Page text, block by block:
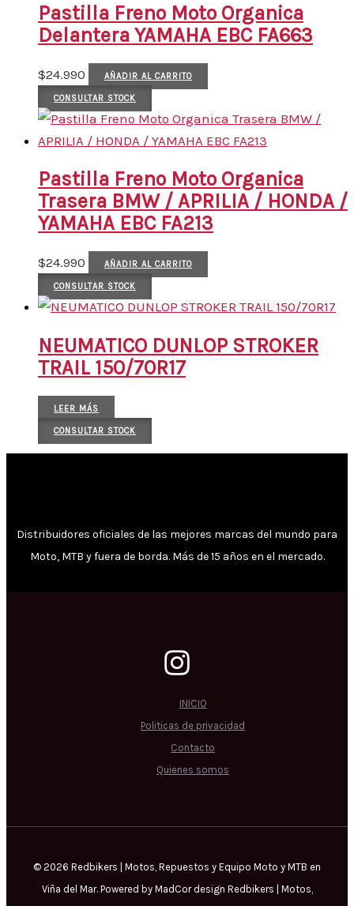
Pastilla Freno Moto Organica
Delantera YAMAHA EBC FA663
$24.990 AÑADIR AL CARRITO
CONSULTAR STOCK
Pastilla Freno Moto Organica
Trasera BMW / APRILIA / HONDA /
YAMAHA EBC FA213
$24.990 AÑADIR AL CARRITO
CONSULTAR STOCK
NEUMATICO DUNLOP STROKER
TRAIL 150/70R17
LEER MÁS
CONSULTAR STOCK
Distribuidores oficiales de las mejores marcas del mundo para
Moto, MTB y fuera de borda. Más de 15 años en el mercado.
INICIO
Politicas de privacidad
Contacto
Quienes somos
© 2026 Redbikers | Motos, Repuestos y Equipo Moto y MTB en
Viña del Mar. Powered by MadCor design Redbikers | Motos,